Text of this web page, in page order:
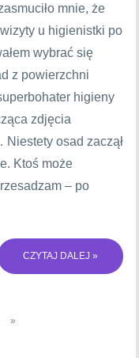
mnie, że
u higienistki po
wybrać się
z powierzchni
higieny
zdjęcia
osad zaczął
Ktoś może
– po
CZYTAJ DALEJ »
»